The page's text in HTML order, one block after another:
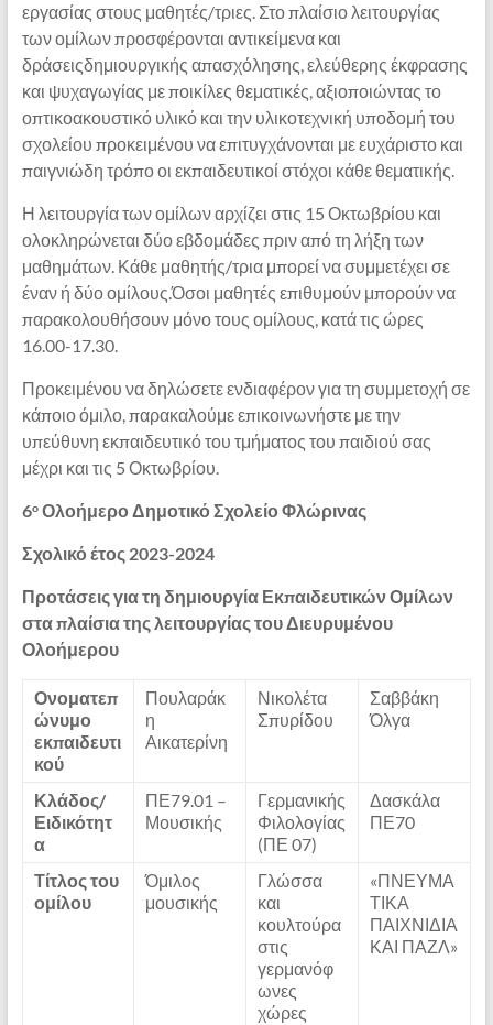
εργασίας στους μαθητές/τριες. Στο πλαίσιο λειτουργίας
των ομίλων προσφέρονται αντικείμενα και
δράσειςδημιουργικής απασχόλησης, ελεύθερης έκφρασης
και ψυχαγωγίας με ποικίλες θεματικές, αξιοποιώντας το
οπτικοακουστικό υλικό και την υλικοτεχνική υποδομή του
σχολείου προκειμένου να επιτυγχάνονται με ευχάριστο και
παιγνιώδη τρόπο οι εκπαιδευτικοί στόχοι κάθε θεματικής.
Η λειτουργία των ομίλων αρχίζει στις 15 Οκτωβρίου και
ολοκληρώνεται δύο εβδομάδες πριν από τη λήξη των
μαθημάτων. Κάθε μαθητής/τρια μπορεί να συμμετέχει σε
έναν ή δύο ομίλους.Όσοι μαθητές επιθυμούν μπορούν να
παρακολουθήσουν μόνο τους ομίλους, κατά τις ώρες
16.00-17.30.
Προκειμένου να δηλώσετε ενδιαφέρον για τη συμμετοχή σε
κάποιο όμιλο, παρακαλούμε επικοινωνήστε με την
υπεύθυνη εκπαιδευτικό του τμήματος του παιδιού σας
μέχρι και τις 5 Οκτωβρίου.
6οΟλοήμερο Δημοτικό Σχολείο Φλώρινας
Σχολικό έτος 2023-2024
Προτάσεις για τη δημιουργία Εκπαιδευτικών Ομίλων
στα πλαίσια της λειτουργίας του Διευρυμένου
Ολοήμερου
Ονοματεπ
ώνυμο
εκπαιδευτι
κού
Πουλαράκ
η
Αικατερίνη
Νικολέτα
Σπυρίδου
Σαββάκη
Όλγα
Κλάδος/
Ειδικότητ
α
ΠΕ79.01 –
Μουσικής
Γερμανικής
Φιλολογίας
(ΠΕ 07)
Δασκάλα
ΠΕ70
Τίτλος του
ομίλου
Όμιλος
μουσικής
Γλώσσα
και
κουλτούρα
στις
γερμανόφ
ωνες
χώρες
«ΠΝΕΥΜΑ
ΤΙΚΑ
ΠΑΙΧΝΙΔΙΑ
ΚΑΙ ΠΑΖΛ»